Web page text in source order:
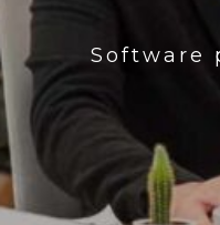
Software